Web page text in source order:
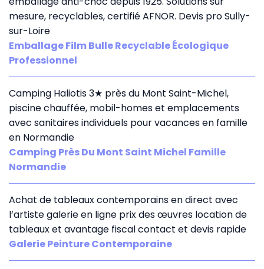
mesure, recyclables, certifié AFNOR. Devis pro Sully-
sur-Loire
Emballage Film Bulle Recyclable Écologique
Professionnel
Camping Haliotis 3★ près du Mont Saint-Michel,
piscine chauffée, mobil-homes et emplacements
avec sanitaires individuels pour vacances en famille
en Normandie
Camping Près Du Mont Saint Michel Famille
Normandie
Achat de tableaux contemporains en direct avec
l’artiste galerie en ligne prix des œuvres location de
tableaux et avantage fiscal contact et devis rapide
Galerie Peinture Contemporaine